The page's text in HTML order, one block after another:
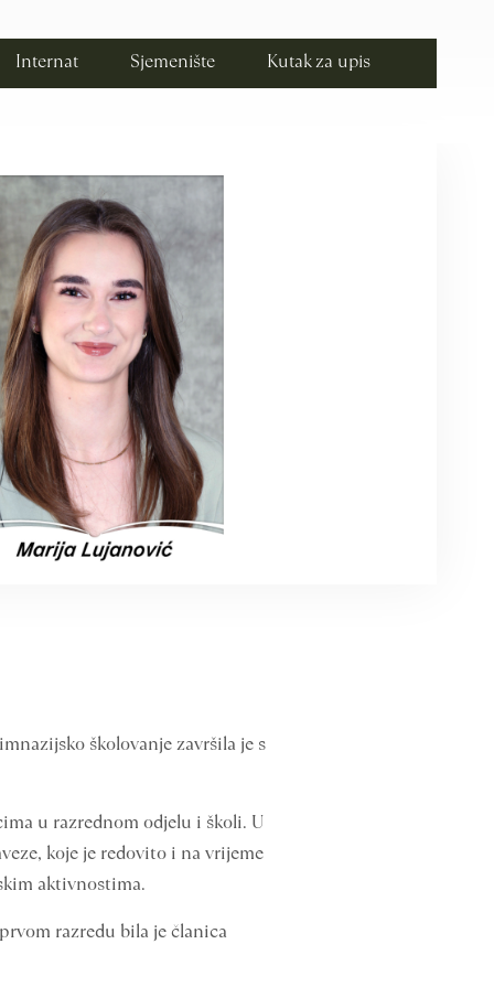
Internat Sjemenište Kutak za upis
školovanje završila je s
u razrednom odjelu i školi. U
koje je redovito i na vrijeme
aktivnostima.
razredu bila je članica